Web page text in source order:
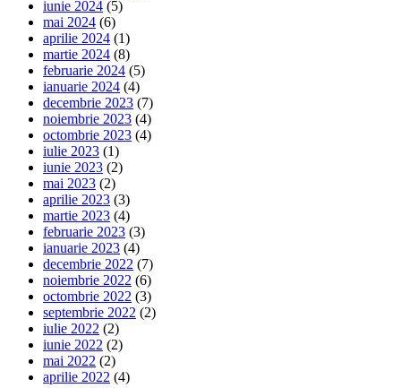
iunie 2024 (5)
mai 2024 (6)
aprilie 2024 (1)
martie 2024 (8)
februarie 2024 (5)
ianuarie 2024 (4)
decembrie 2023 (7)
noiembrie 2023 (4)
octombrie 2023 (4)
iulie 2023 (1)
iunie 2023 (2)
mai 2023 (2)
aprilie 2023 (3)
martie 2023 (4)
februarie 2023 (3)
ianuarie 2023 (4)
decembrie 2022 (7)
noiembrie 2022 (6)
octombrie 2022 (3)
septembrie 2022 (2)
iulie 2022 (2)
iunie 2022 (2)
mai 2022 (2)
aprilie 2022 (4)